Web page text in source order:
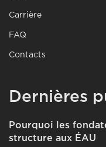
Carrière
FAQ
Contacts
Dernières
Pourquoi les
structure aux ÉAU